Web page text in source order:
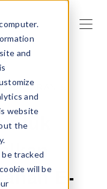
and
and
website
the
tracked
will be
&
E-